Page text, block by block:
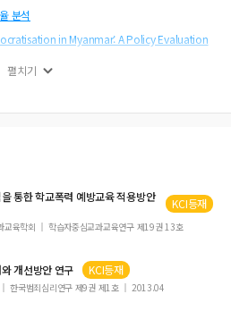
분석
in Myanmar: A Policy Evaluation
관한 연구
펼치기
을 통한학교폭력 예방교육 적용방안
KCI등재
교육학회
학습자중심교과교육연구 제19권 13호
개선방안 연구 KCI등재
한국범죄심리연구 제9권 제1호 2013.04